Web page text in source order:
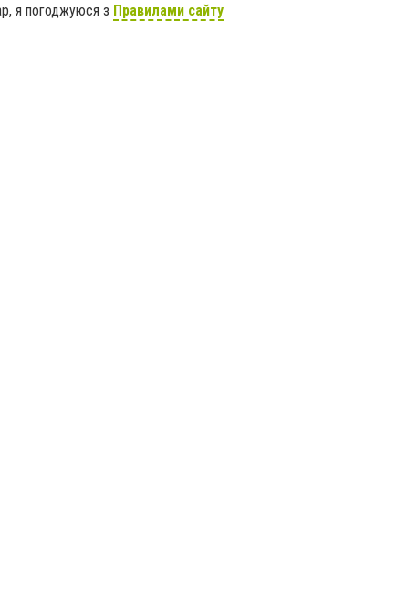
я погоджуюся з Правилами сайту